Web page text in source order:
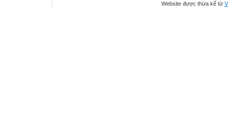
Website được thừa kế từ